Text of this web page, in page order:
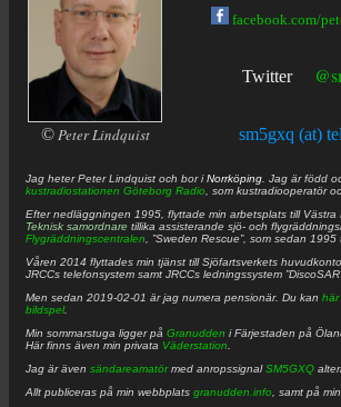
© Peter Lindquist
facebook.com/
Twitter
sm5gxq (at)
Jag heterPeter Lindquist och bor iNorrköping . Jag är född
kustradiostationen Göteborg Radio , som kustradiooperatör
Efter nedläggningen 1995, flyttade min arbetsplats till
Teknisk samordnare tillika assisterande sjö- och
Flygräddningscentralen , ”Sweden Rescue”, som sedan 1995
Våren 2014 flyttades min tjänst till Sjöfartsverkets
JRCCs telefonsystem samt JRCCs ledningssystem
Men sedan 2019-02-01 är jag numera pensionär. Du kan här
bildspel.
Min sommarstuga ligger på Granudden i Färjestaden på
Här finns även min privata Väderstation
Jag är även sändareamatörmed anropssignalSM5GXQ
Allt publiceras på min webbplats granudden.info , samt på